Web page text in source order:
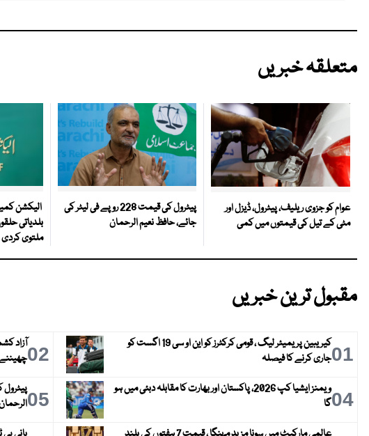
متعلقہ خبریں
عوام کو جزوی ریلیف، پیٹرول، ڈیزل اور
مٹی کے تیل کی قیمتوں میں کمی
پیٹرول کی قیمت 228 روپے فی لیٹر کی
جائے، حافظ نعیم الرحمان
ملتوی کردی
مقبول ترین خبریں
01
کیریبین پریمیئر لیگ ، قومی کرکٹرز کو این او سی 19 اگست کو
جاری کرنے کا فیصلہ
02آزاد
چھیننے
04
ویمنز ایشیا کپ 2026، پاکستان اور بھارت کا مقابلہ دبئی میں ہو
گا
05